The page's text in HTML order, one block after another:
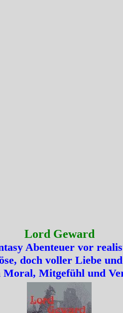
Lord Geward
Abenteuer vor
doch voller Liebe
Moral, Mitgefühl und